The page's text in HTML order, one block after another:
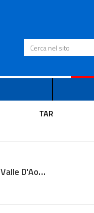
Cerca nel sito
TAR
Uffici TAR Valle D'Aosta